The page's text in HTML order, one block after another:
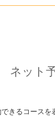
ネット
きるコースを